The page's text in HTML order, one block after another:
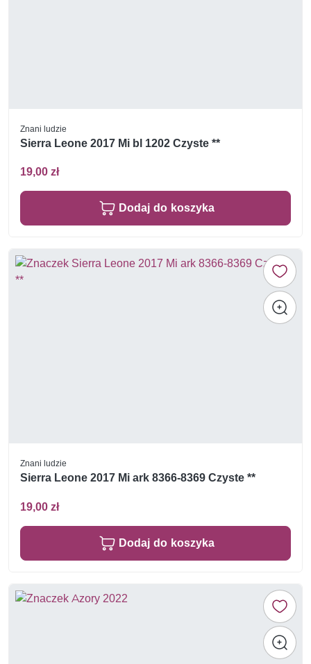
Znani ludzie
Sierra Leone 2017 Mi bl 1202 Czyste **
19,00 zł
Dodaj do koszyka
Znani ludzie
Sierra Leone 2017 Mi ark 8366-8369 Czyste **
19,00 zł
Dodaj do koszyka